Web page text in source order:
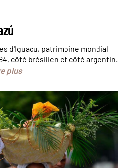
d'Iguaçu, patrimoine mondial
côté brésilien et côté argentin.
plus
par les pratiquants
© Agência Brasil